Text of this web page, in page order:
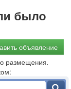
было
объявление
размещения.